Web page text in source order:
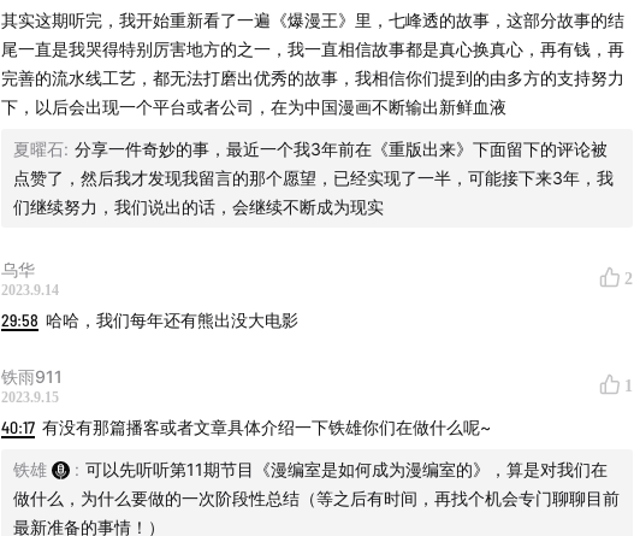
其实这期听完，我开始重新看了一遍《爆漫王》里，七峰透的故事，这部分故事的结
尾一直是我哭得特别厉害地方的之一，我一直相信故事都是真心换真心，再有钱，再
完善的流水线工艺，都无法打磨出优秀的故事，我相信你们提到的由多方的支持努力
下，以后会出现一个平台或者公司，在为中国漫画不断输出新鲜血液
夏曜石: 分享一件奇妙的事，最近一个我3年前在《重版出来》下面留下的评论被
点赞了，然后我才发现我留言的那个愿望，已经实现了一半，可能接下来3年，我
们继续努力，我们说出的话，会继续不断成为现实
乌华
2023.9.14
2
29:58 哈哈，我们每年还有熊出没大电影
铁雨911
2023.9.15
1
40:17 有没有那篇播客或者文章具体介绍一下铁雄你们在做什么呢~
铁雄 : 可以先听听第11期节目《漫编室是如何成为漫编室的》，算是对我们在
做什么，为什么要做的一次阶段性总结（等之后有时间，再找个机会专门聊聊目前
最新准备的事情！）